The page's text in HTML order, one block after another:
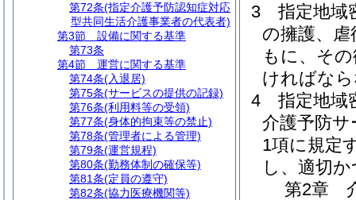
3
指定地域
の擁護、
もに、そ
ければな
4
指定地域
介護予防
1項に規定
し、適切
第2章
第72条(指定介護予防認知症対応
型共同生活介護事業者の代表者)
第3節
設備に関する基準
第73条
第4節
運営に関する基準
第74条(入退居)
第75条(サービスの提供の記録)
第76条(利用料等の受領)
第77条(身体的拘束等の禁止)
第78条(管理者による管理)
第79条(運営規程)
第80条(勤務体制の確保等)
第81条(定員の遵守)
第82条(協力医療機関等)